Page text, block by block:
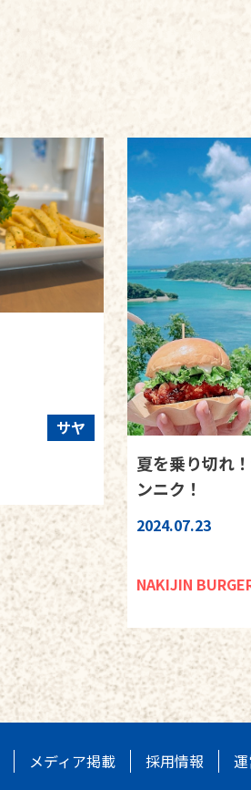
サヤ
夏を乗り切れ
ンニク！
2024.07.23
NAKIJIN
メディア掲載 採用情報